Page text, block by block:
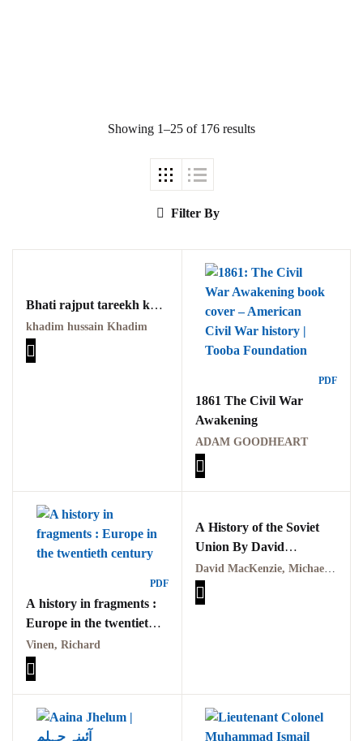
Showing 1–25 of 176 results
Filter By
Bhati rajput tareekh kay
Ainay mein PDF
بھٹی راجپوت تاریخ کے آئینے
میں
khadim hussain Khadim
PDF
1861 The Civil War
Awakening
ADAM GOODHEART
PDF
A history in fragments :
Europe in the twentieth
century by Vinen,
Richard
Vinen, Richard
A History of the Soviet
Union By David
MacKenzie, Michael W.
Curran
David MacKenzie, Michael W. Curran
Ukrray | اُکڑے
Search
Islamabad Pothohar
Kallar Syedan
Khayyam Wakil
News
outside Islamabad
Pakistan
Pothohar
Pothohar -